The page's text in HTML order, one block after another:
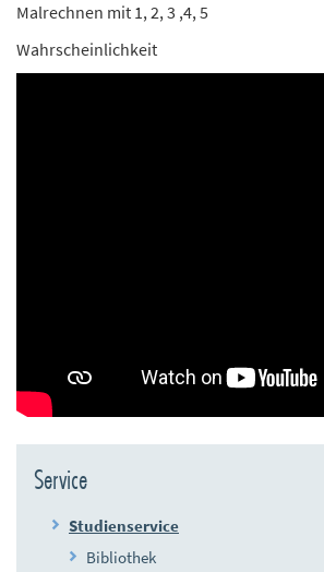
Malrechnen mit 1, 2, 3 ,4, 5
Wahrscheinlichkeit
Service
Studienservice
Bibliothek